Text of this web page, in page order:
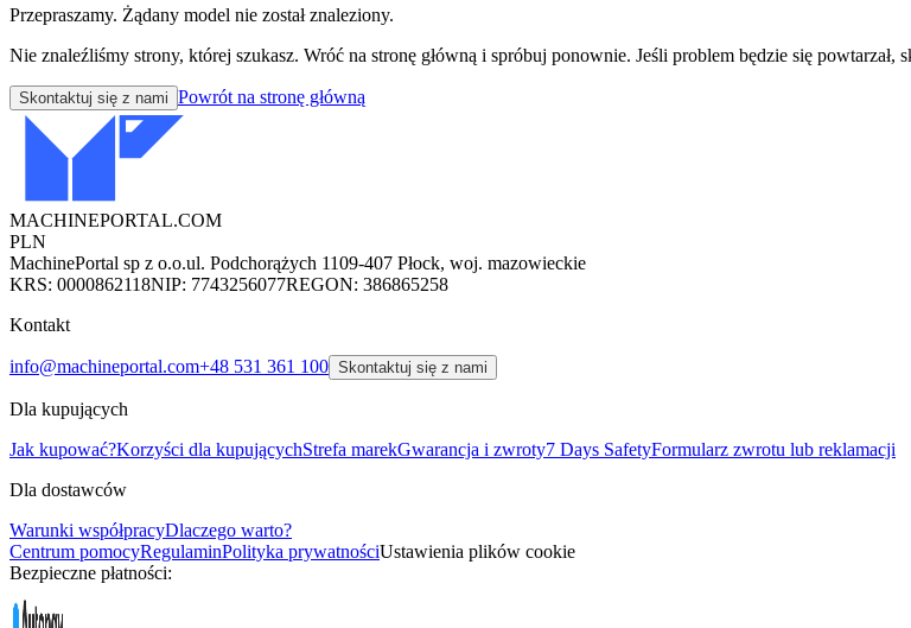
Przepraszamy. Żądany model nie został znaleziony.
Nie znaleźliśmy strony, której szukasz. Wróć na stronę główną i spróbuj ponownie. Jeśli problem będzie się powtarzał,
Skontaktuj się z nami Powrót na stronę główną
MACHINEPORTAL.COM
PLN
MachinePortal sp z o.o.ul. Podchorążych 1109-407 Płock, woj. mazowieckie
KRS: 0000862118NIP: 7743256077REGON: 386865258
Kontakt
info@machineportal.com+48 531 361 100 Skontaktuj się z nami
Dla kupujących
Jak kupować?Korzyści dla kupującychStrefa marekGwarancja i zwroty7 Days SafetyFormularz zwrotu lub reklamacji
Dla dostawców
Warunki współpracyDlaczego warto?
Centrum pomocyRegulaminPolityka prywatnościUstawienia plików cookie
Bezpieczne płatności: